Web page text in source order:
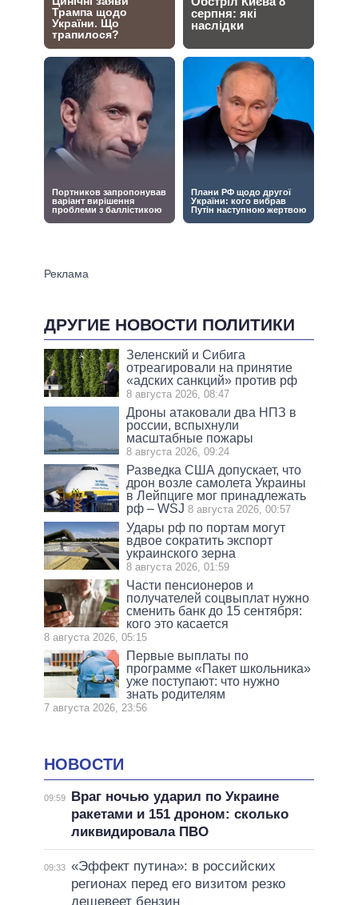
ДРУГИЕ НОВОСТИ ПОЛИТИКИ
Зеленский и Сибига
отреагировали на принятие
«адских санкций» против рф
8 августа 2026, 08:47
Дроны атаковали два НПЗ в
россии, вспыхнули
масштабные пожары
8 августа 2026, 09:24
Разведка США допускает, что
дрон возле самолета Украины
в Лейпциге мог принадлежать
рф – WSJ 8 августа 2026, 00:57
Удары рф по портам могут
вдвое сократить экспорт
украинского зерна
8 августа 2026, 01:59
Части пенсионеров и
получателей соцвыплат нужно
сменить банк до 15 сентября:
кого это касается
8 августа 2026, 05:15
Первые выплаты по
программе «Пакет школьника»
уже поступают: что нужно
знать родителям
7 августа 2026, 23:56
НОВОСТИ
09:59
Враг ночью ударил по Украине
ракетами и 151 дроном: сколько
ликвидировала ПВО
09:33 «Эффект путина»: в российских
регионах перед его визитом резко
дешевеет бензин